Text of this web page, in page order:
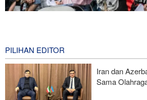
Mengapa Lobi Zionis di Amerika Tidak Lagi
Ghalibaf kepada Trump: Diplomasi
PILIHAN EDITOR
Iran dan
Sama